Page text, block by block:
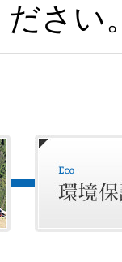
ださい